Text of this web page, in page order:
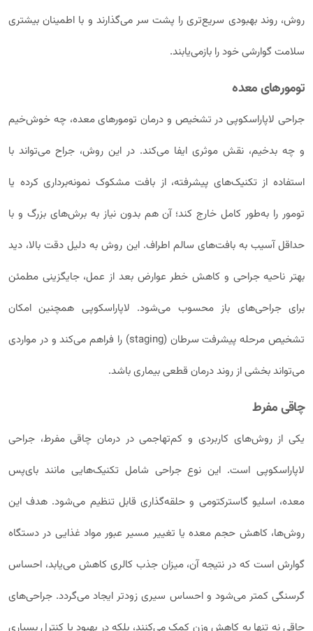
روش، روند بهبودی سریع‌تری را پشت سر می‌گذارند و با اطمینان بیشتری
سلامت گوارشی خود را بازمی‌یابند.
تومورهای معده
جراحی لاپاراسکوپی در تشخیص و درمان تومورهای معده، چه خوش‌خیم
و چه بدخیم، نقش موثری ایفا می‌کند. در این روش، جراح می‌تواند با
استفاده از تکنیک‌های پیشرفته، از بافت مشکوک نمونه‌برداری کرده یا
تومور را به‌طور کامل خارج کند؛ آن هم بدون نیاز به برش‌های بزرگ و با
حداقل آسیب به بافت‌های سالم اطراف. این روش به‌ دلیل دقت بالا، دید
بهتر ناحیه جراحی و کاهش خطر عوارض بعد از عمل، جایگزینی مطمئن
برای جراحی‌های باز محسوب می‌شود. لاپاراسکوپی همچنین امکان
تشخیص مرحله پیشرفت سرطان (staging) را فراهم می‌کند و در مواردی
می‌تواند بخشی از روند درمان قطعی بیماری باشد.
چاقی مفرط
یکی از روش‌های کاربردی و کم‌تهاجمی در درمان چاقی مفرط، جراحی
لاپاراسکوپی است. این نوع جراحی شامل تکنیک‌هایی مانند بای‌پس
معده، اسلیو گاسترکتومی و حلقه‌گذاری قابل تنظیم می‌شود. هدف این
روش‌ها، کاهش حجم معده یا تغییر مسیر عبور مواد غذایی در دستگاه
گوارش است که در نتیجه آن، میزان جذب کالری کاهش می‌یابد، احساس
گرسنگی کمتر می‌شود و احساس سیری زودتر ایجاد می‌گردد. جراحی‌های
چاقی نه‌ تنها به کاهش وزن کمک می‌کنند، بلکه در بهبود یا کنترل بسیاری